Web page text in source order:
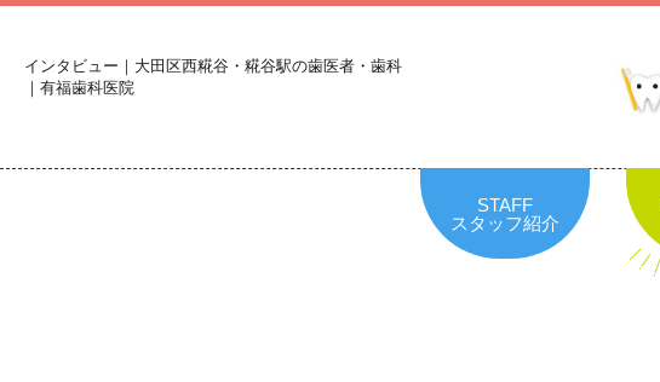
インタビュー｜大田区西糀谷・糀谷駅の歯医者・歯科
｜有福歯科医院
STAFF
スタッフ紹介